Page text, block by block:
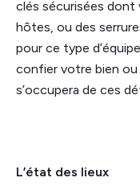
clés sécurisées dont
hôtes, ou des
pour ce type
confier votre bien ou
s’occupera de ces
L’état des lieux